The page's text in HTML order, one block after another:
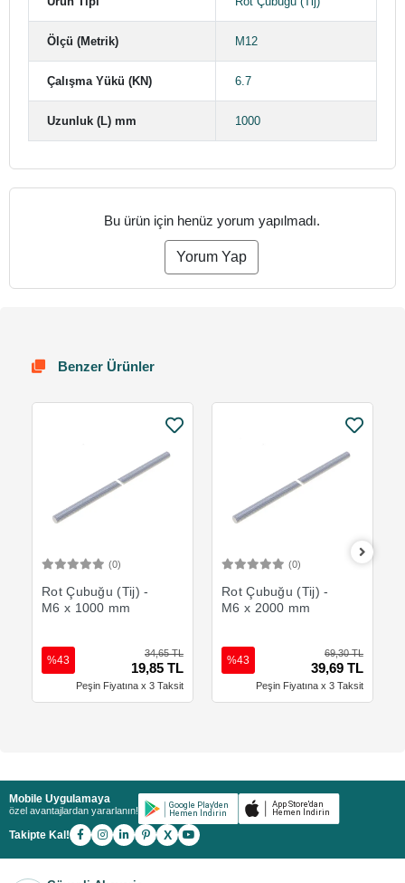
Ölçü (Metrik) M12
Çalışma Yükü (KN) 6.7
Uzunluk (L) mm 1000
Bu ürün için henüz yorum yapılmadı.
Yorum Yap
Benzer Ürünler
(0)
Rot Çubuğu (Tij) -
M6 x 1000 mm
34,65 TL
19,85 TL
%43
Peşin Fiyatına x 3 Taksit
(0)
Rot Çubuğu (Tij) -
M6 x 2000 mm
69,30 TL
39,69 TL
%43
Peşin Fiyatına x 3 Taksit
Mobile Uygulamaya
özel avantajlardan yararlanın!
Takipte Kal! X